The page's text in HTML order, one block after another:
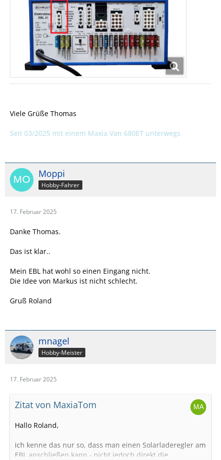
Viele Grüße Thomas
Seit 03/2025 mit einem Maxia Van 680ET unterwegs
Moppi
Hobby-Fahrer
17. Februar 2025
Danke Thomas.
Das ist klar..
Mein EBL hat wohl so einen Eingang nicht.
Die Idee von Markus ist nicht schlecht.
Gruß Roland
mnagel
Hobby-Meister
17. Februar 2025
Zitat von MaxiaTom
Hallo Roland,
ich kenne das nur so, dass man einen Solarladeregler am
EBL anschließen kann - nicht jedoch direkt die